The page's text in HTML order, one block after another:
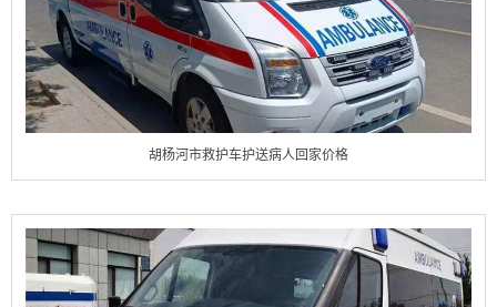
胡杨河市救护车护送病人回家价格